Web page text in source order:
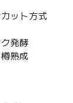
ット方式
発酵
熟成